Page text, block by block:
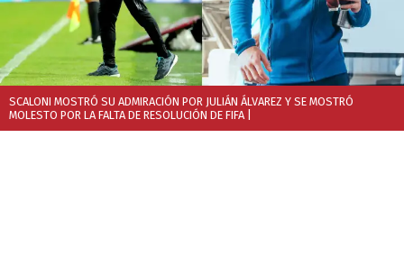
SCALONI MOSTRÓ SU ADMIRACIÓN POR JULIÁN ÁLVAREZ Y SE MOSTRÓ
MOLESTO POR LA FALTA DE RESOLUCIÓN DE FIFA